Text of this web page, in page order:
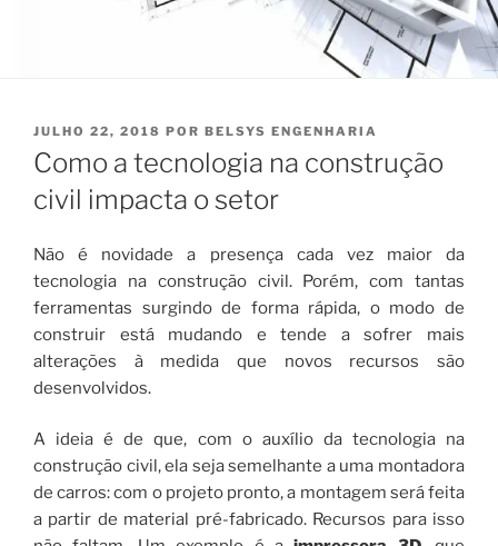
PUBLICADO
EM
JULHO 22, 2018 POR BELSYS ENGENHARIA
Como a tecnologia na construção
civil impacta o setor
Não é novidade a presença cada vez maior da
tecnologia na construção civil. Porém, com tantas
ferramentas surgindo de forma rápida, o modo de
construir está mudando e tende a sofrer mais
alterações à medida que novos recursos são
desenvolvidos.
A ideia é de que, com o auxílio da tecnologia na
construção civil, ela seja semelhante a uma montadora
de carros: com o projeto pronto, a montagem será feita
a partir de material pré-fabricado. Recursos para isso